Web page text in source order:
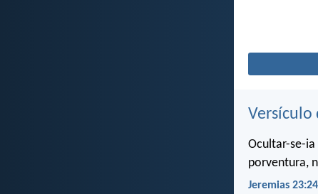
Versículo
Ocultar-se-
porventura,
Jeremias 23:24